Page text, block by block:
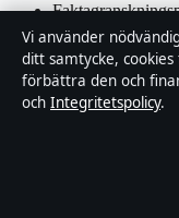
Ägande &
Integritetspolicy
Vi använder
ditt samtycke,
förbättra den och
och Integritetspolicy.